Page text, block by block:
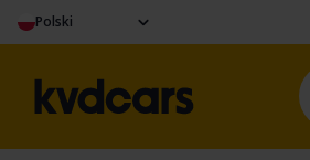
Polski